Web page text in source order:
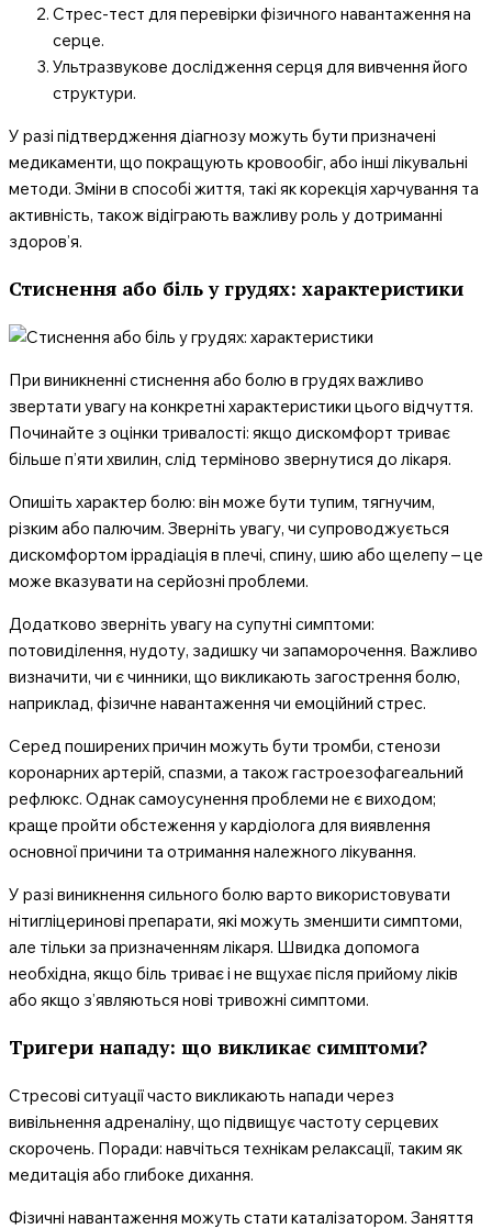
Стрес-тест для перевірки фізичного навантаження на
серце.
Ультразвукове дослідження серця для вивчення його
структури.
У разі підтвердження діагнозу можуть бути призначені
медикаменти, що покращують кровообіг, або інші лікувальні
методи. Зміни в способі життя, такі як корекція харчування та
активність, також відіграють важливу роль у дотриманні
здоров’я.
Стиснення або біль у грудях: характеристики
При виникненні стиснення або болю в грудях важливо
звертати увагу на конкретні характеристики цього відчуття.
Починайте з оцінки тривалості: якщо дискомфорт триває
більше п’яти хвилин, слід терміново звернутися до лікаря.
Опишіть характер болю: він може бути тупим, тягнучим,
різким або палючим. Зверніть увагу, чи супроводжується
дискомфортом іррадіація в плечі, спину, шию або щелепу – це
може вказувати на серйозні проблеми.
Додатково зверніть увагу на супутні симптоми:
потовиділення, нудоту, задишку чи запаморочення. Важливо
визначити, чи є чинники, що викликають загострення болю,
наприклад, фізичне навантаження чи емоційний стрес.
Серед поширених причин можуть бути тромби, стенози
коронарних артерій, спазми, а також гастроезофагеальний
рефлюкс. Однак самоусунення проблеми не є виходом;
краще пройти обстеження у кардіолога для виявлення
основної причини та отримання належного лікування.
У разі виникнення сильного болю варто використовувати
нітигліцеринові препарати, які можуть зменшити симптоми,
але тільки за призначенням лікаря. Швидка допомога
необхідна, якщо біль триває і не вщухає після прийому ліків
або якщо з’являються нові тривожні симптоми.
Тригери нападу: що викликає симптоми?
Стресові ситуації часто викликають напади через
вивільнення адреналіну, що підвищує частоту серцевих
скорочень. Поради: навчіться технікам релаксації, таким як
медитація або глибоке дихання.
Фізичні навантаження можуть стати каталізатором. Заняття